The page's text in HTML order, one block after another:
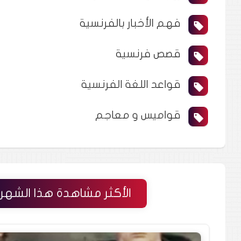
فهم الأخبار بالفرنسية
قصص فرنسية
قواعد اللغة الفرنسية
قواميس و معاجم
الأكثر مشاهدة هذا الشهر